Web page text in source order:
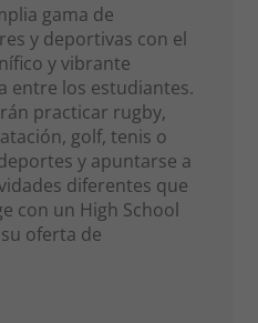
gama de
y deportivas con el
y vibrante
entre los estudiantes.
practicar rugby,
golf, tenis o
y apuntarse a
diferentes que
con un High School
oferta de